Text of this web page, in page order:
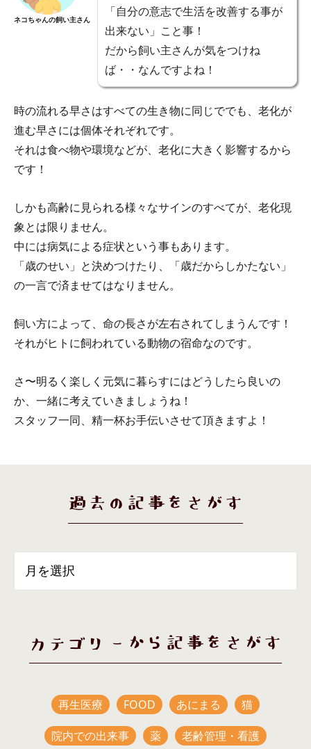
ネコちゃんの飼い主さん
「自分の意志で生活を改善する事が
出来ない」こと事！
だから飼い主さんが気をつけね
ば・・なんですよね！
時の流れる早さはすべての生き物に同じででも、老化が
進む早さには個体それぞれです。
それは食べ物や環境などが、老化に大きく影響するから
です！
しかも高齢に見られる様々なサインのすべてが、老化現
象とは限りません。
中には病気による症状という事もあります。
「歳のせい」と決めつけたり、「歳だからしかたない」
の一言で済ませてはなりません。
飼い方によって、命の長さが左右されてしまうんです！
それがヒトに飼われている動物の宿命なのです。
さ〜明るく楽しく元気に暮らすにはどうしたら良いの
か、一緒に考えていきましょうね！
スタッフ一同、精一杯お手伝いさせて頂きますよ！
過去の記事をさがす
カテゴリーから記事をさがす
再生医療 FOOD あにまる 猫
院内での出来事 薬 老齢管理・看護